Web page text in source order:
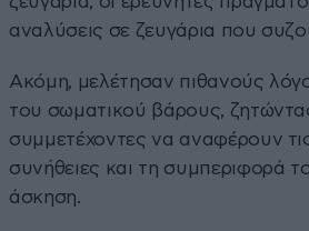
αναλύσεις σε ζευγάρια που
Ακόμη, μελέτησαν πιθανούς
του σωματικού βάρους,
συμμετέχοντες να αναφέρουν
συνήθειες και τη συμπεριφορά
άσκηση.